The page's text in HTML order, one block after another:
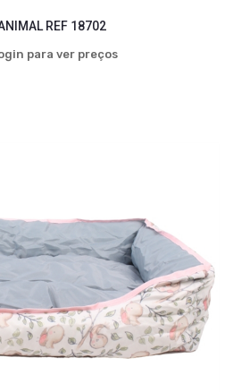
REF 18702
para ver preços